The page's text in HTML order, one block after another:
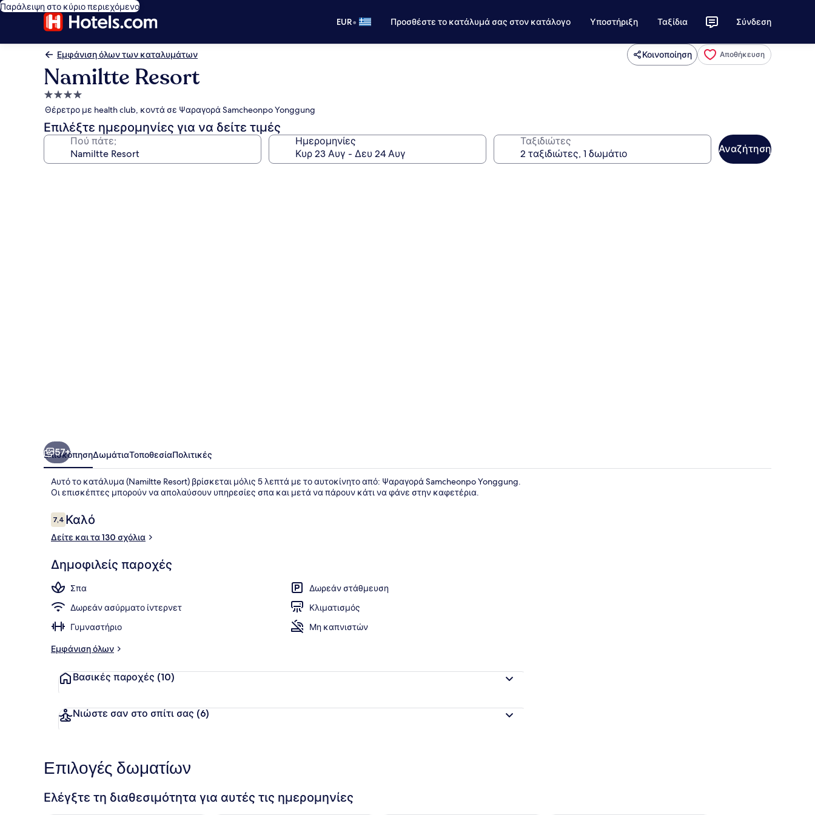
Παράλειψη στο κύριο περιεχόμενο
EUR• Προσθέστε το κατάλυμά σας στον κατάλογο Υποστήριξη Ταξίδια Σύνδεση
Εμφάνιση όλων των καταλυμάτων Κοινοποίηση Αποθήκευση
Namiltte Resort
Κατάλυμα
με
4.0
αστέρια
Θέρετρο με health club, κοντά σε Ψαραγορά Samcheonpo Yonggung
Επιλέξτε ημερομηνίες για να δείτε τιμές
Πού πάτε; Ημερομηνίες Ταξιδιώτες
Αναζήτηση
Κοντά στην παραλία
57+
ΕπισκόπησηΔωμάτιαΤοποθεσίαΠολιτικές
Αυτό το κατάλυμα (Namiltte Resort) βρίσκεται μόλις 5 λεπτά με το αυτοκίνητο από: Ψαραγορά Samcheonpo Yonggung.
Οι επισκέπτες μπορούν να απολαύσουν υπηρεσίες σπα και μετά να πάρουν κάτι να φάνε στην καφετέρια.
Σχόλια
7,47,4 στα 10
Καλό
Δείτε και τα 130 σχόλια
Δημοφιλείς παροχές
Σπα
Δωρεάν στάθμευση
Δωρεάν ασύρματο ίντερνετ
Κλιματισμός
Γυμναστήριο
Μη καπνιστών
Εμφάνιση όλων
Βασικές παροχές (10)
Νιώστε σαν στο σπίτι σας (6)
Επιλογές δωματίων
Ελέγξτε τη διαθεσιμότητα για αυτές τις ημερομηνίες